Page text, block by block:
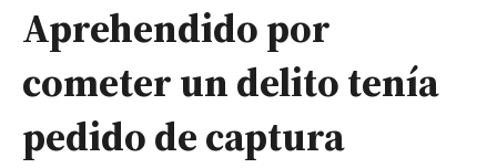
Aprehendido por
cometer un delito tenía
pedido de captura